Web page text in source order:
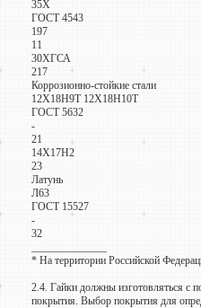
35Х
ГОСТ 4543
197
11
30ХГСА
217
Коррозионно-стойкие стали
12Х18Н9Т 12Х18Н10Т
ГОСТ 5632
-
21
14Х17Н2
23
Латунь
Л63
ГОСТ 15527
-
32
* На территории Российской
2.4. Гайки должны изготовляться
покрытия. Выбор покрытия для